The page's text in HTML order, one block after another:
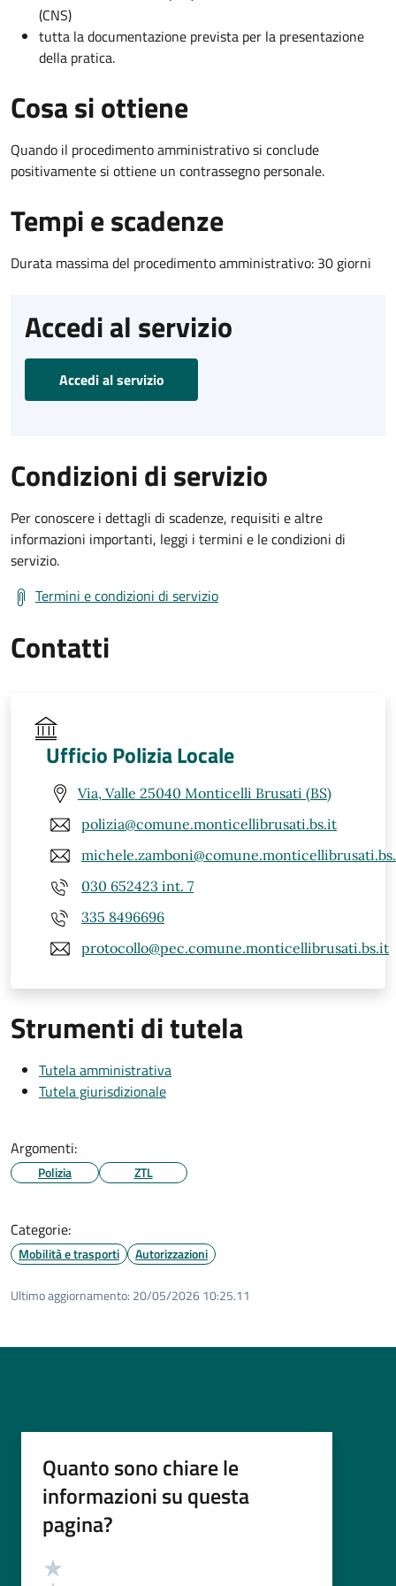
(CNS)
tutta la documentazione prevista per la presentazione
della pratica.
Cosa si ottiene
Quando il procedimento amministrativo si conclude
positivamente si ottiene un contrassegno personale.
Tempi e scadenze
Durata massima del procedimento amministrativo: 30 giorni
Accedi al servizio
Accedi al servizio
Condizioni di servizio
Per conoscere i dettagli di scadenze, requisiti e altre
informazioni importanti, leggi i termini e le condizioni di
servizio.
Termini e condizioni di servizio
Contatti
Ufficio Polizia Locale
Via, Valle 25040 Monticelli Brusati (BS)
polizia@comune.monticellibrusati.bs.it
030 652423 int. 7
335 8496696
protocollo@pec.comune.monticellibrusati.bs.it
Strumenti di tutela
Tutela amministrativa
Tutela giurisdizionale
Argomenti:
Polizia ZTL
Categorie:
Mobilità e trasporti Autorizzazioni
Ultimo aggiornamento: 20/05/2026 10:25.11
Quanto sono chiare le
informazioni su questa
pagina?
Valutazione